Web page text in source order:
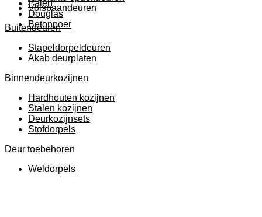
Palen
Douglas
Betonpoer
Volspaandeuren
Buitendeuren
Stapeldorpeldeuren
Akab deurplaten
Binnendeurkozijnen
Hardhouten kozijnen
Stalen kozijnen
Deurkozijnsets
Stofdorpels
Deur toebehoren
Weldorpels